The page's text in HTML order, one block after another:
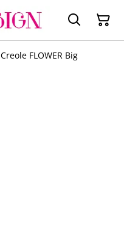
Creole FLOWER Big